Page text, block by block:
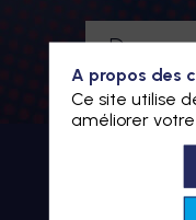
Je
BIENVENUE
A propos des
Ce site utilise
améliorer